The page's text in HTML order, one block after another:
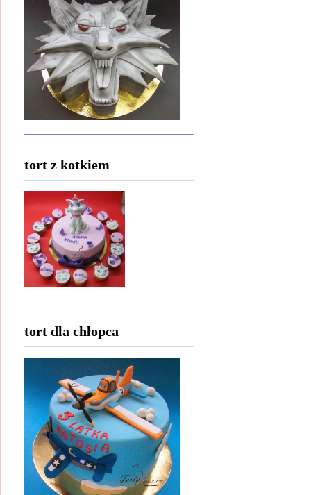
tort z kotkiem
tort dla chłopca